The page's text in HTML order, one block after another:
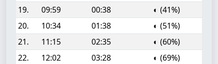
19.
09:59 00:38
◐ (41%)
20.
10:34 01:38
◐ (51%)
21.
11:15 02:35
◐ (60%)
22.
12:02 03:28
◐ (69%)